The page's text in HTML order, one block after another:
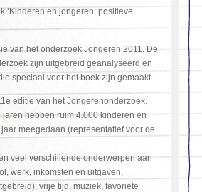
‘Kinderen en jongeren: positieve
van het onderzoek Jongeren 2011. De
zijn uitgebreid geanalyseerd en
speciaal voor het boek zijn gemaakt.
e editie van het Jongerenonderzoek.
hebben ruim 4.000 kinderen en
meegedaan (representatief voor de
veel verschillende onderwerpen aan
werk, inkomsten en uitgaven,
vrije tijd, muziek, favoriete